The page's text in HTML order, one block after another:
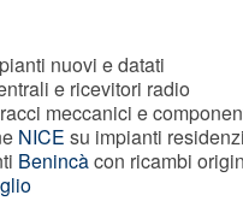
nuovi e datati
e ricevitori radio
meccanici e
NICE su impianti
Benincàcon ricambi